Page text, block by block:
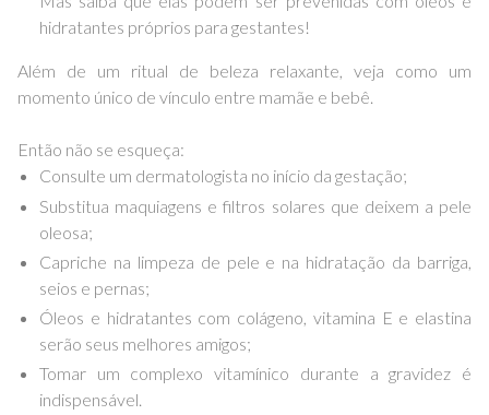
hidratantes próprios para gestantes!
Além de um ritual de beleza relaxante, veja como um
momento único de vínculo entre mamãe e bebê.
Então não se esqueça:
Consulte um dermatologista no início da gestação;
Substitua maquiagens e filtros solares que deixem a pele
oleosa;
Capriche na limpeza de pele e na hidratação da barriga,
seios e pernas;
Óleos e hidratantes com colágeno, vitamina E e elastina
serão seus melhores amigos;
Tomar um complexo vitamínico durante a gravidez é
indispensável.